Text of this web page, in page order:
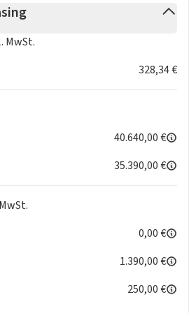
mit integriertem
mit Komfortschaltung
auf dem Beifahrersitz
und Reifendichtmittel
direkt (TPMS)
MwSt.
328,34 €
40.640,00 €
35.390,00 €
0,00 €
1.390,00 €
250,00 €